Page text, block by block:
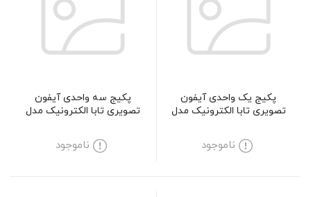
پکیج یک واحدی آیفون
تصویری تابا الکترونیک مدل
ناموجود
پکیج سه واحدی آیفون
تصویری تابا الکترونیک مدل
ناموجود